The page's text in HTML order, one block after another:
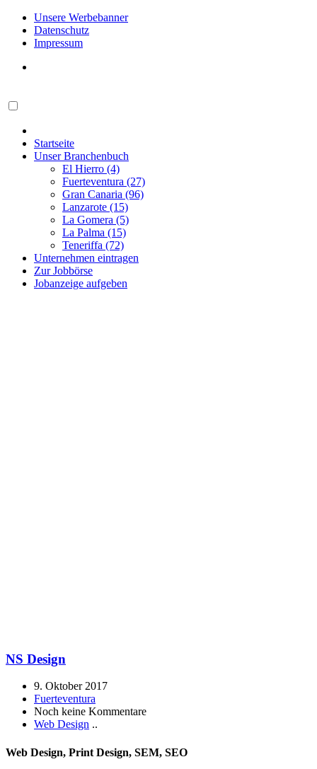
Unsere Werbebanner
Datenschutz
Impressum
Startseite
Unser Branchenbuch
El Hierro (4)
Fuerteventura (27)
Gran Canaria (96)
Lanzarote (15)
La Gomera (5)
La Palma (15)
Teneriffa (72)
Unternehmen eintragen
Zur Jobbörse
Jobanzeige aufgeben
NS Design
9. Oktober 2017
Fuerteventura
Noch keine Kommentare
Web Design ..
Web Design, Print Design, SEM, SEO